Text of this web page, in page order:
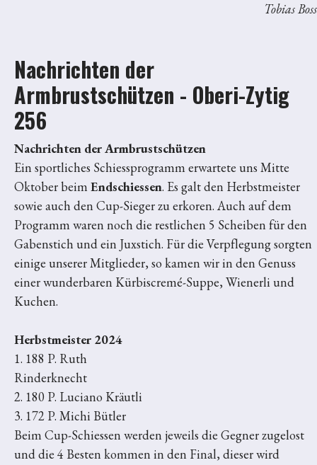
Tobias Boss
Nachrichten der
Armbrustschützen - Oberi-Zytig
256
Nachrichten der Armbrustschützen
Ein sportliches Schiessprogramm erwartete uns Mitte
Oktober beim Endschiessen. Es galt den Herbstmeister
sowie auch den Cup-Sieger zu erkoren. Auch auf dem
Programm waren noch die restlichen 5 Scheiben für den
Gabenstich und ein Juxstich. Für die Verpflegung sorgten
einige unserer Mitglieder, so kamen wir in den Genuss
einer wunderbaren Kürbiscremé-Suppe, Wienerli und
Kuchen.
Herbstmeister 2024
1. 188 P. Ruth
2. 180 P. Luciano Kräutli
3. 172 P. Michi Bütler
Beim Cup-Schiessen werden jeweils die Gegner zugelost
und die 4 Besten kommen in den Final, dieser wird